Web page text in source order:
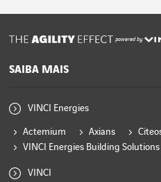
powered by
SAIBA MAIS
VINCI Energies
Actemium Axians
VINCI Energies Building Solutions
VINCI